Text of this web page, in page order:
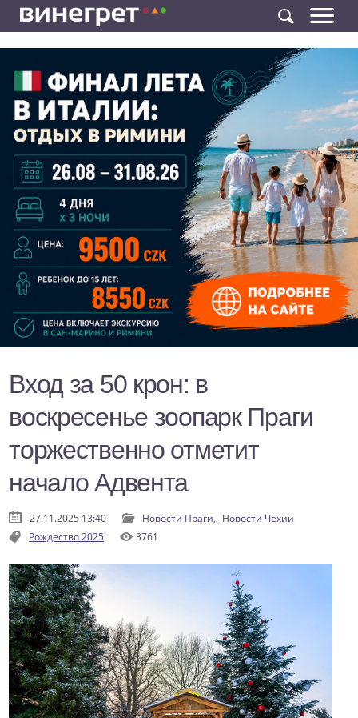
Вход за 50 крон: в
воскресенье зоопарк Праги
торжественно отметит
начало Адвента
27.11.2025 13:40 Новости Праги, Новости Чехии
Рождество 2025
3761